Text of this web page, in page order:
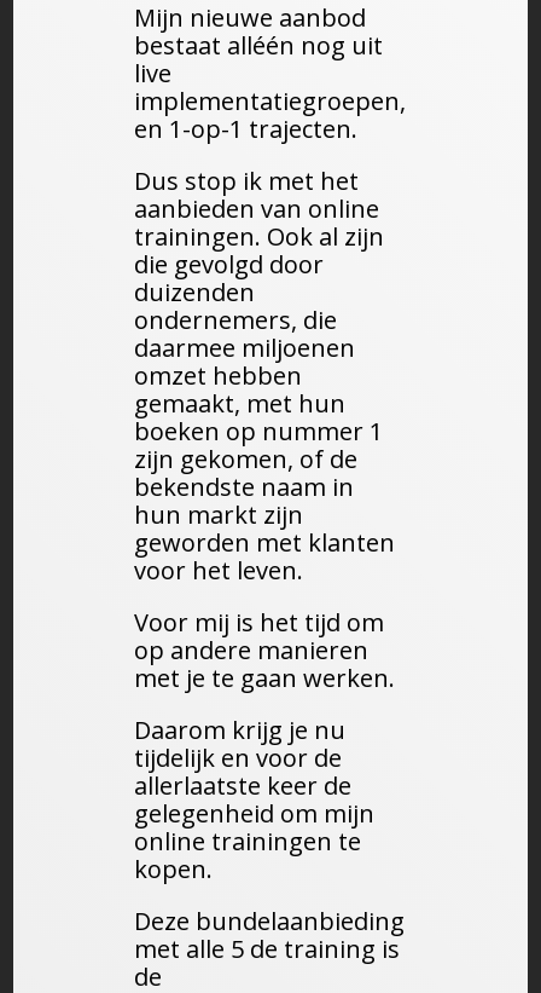
Mijn nieuwe aanbod
bestaat alléén nog uit
live
implementatiegroepen,
en 1-op-1 trajecten.
Dus stop ik met het
aanbieden van online
trainingen. Ook al zijn
die gevolgd door
duizenden
ondernemers, die
daarmee miljoenen
omzet hebben
gemaakt, met hun
boeken op nummer 1
zijn gekomen, of de
bekendste naam in
hun markt zijn
geworden met klanten
voor het leven.
Voor mij is het tijd om
op andere manieren
met je te gaan werken.
Daarom krijg je nu
tijdelijk en voor de
allerlaatste keer de
gelegenheid om mijn
online trainingen te
kopen.
Deze bundelaanbieding
met alle 5 de training is
de